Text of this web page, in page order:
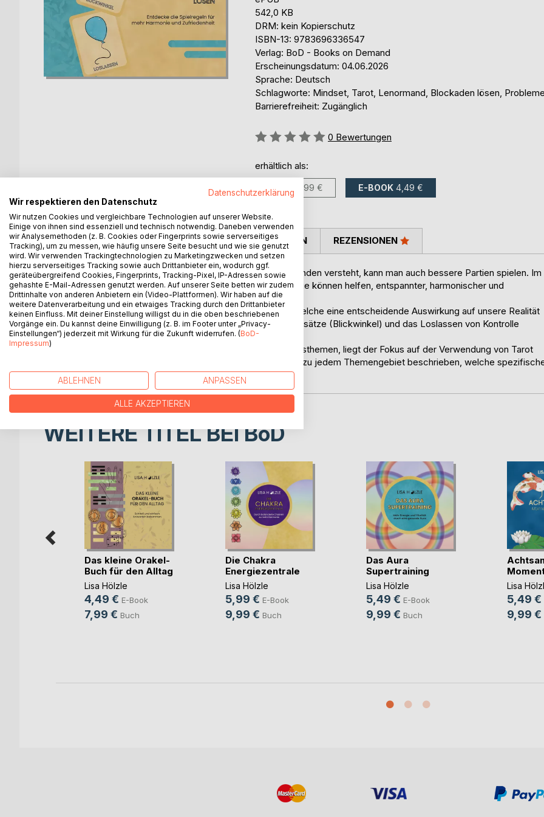
542,0 KB
DRM: kein Kopierschutz
ISBN-13: 9783696336547
Verlag: BoD - Books on Demand
Erscheinungsdatum: 04.06.2026
Sprache: Deutsch
Schlagworte: Mindset, Tarot, Lenormand, Blockaden lösen,
Barrierefreiheit: Zugänglich
Bewertung::
0 Bewertungen
erhältlich als:
BUCH 9,99 € E-BOOK 4,49 €
BESCHREIBUNG
Wenn man die Spielregeln eines Spiels kennt und anzuwenden versteht, kann man auch bessere Partien spielen. Im
Leben ist dies genauso. Bestimmte Regeln und Werkzeuge können helfen, entspannter, harmonischer und
zufriedener dieses Spiel zu meistern.
In diesem Buch werden drei Hauptfaktoren beleuchtet, welche eine entscheidende Auswirkung auf unsere Realität
haben: Unsere Aufmerksamkeit (Fokus), unsere Glaubenssätze (Blickwinkel) und das Loslassen von Kontrolle
(Loslassen).
Neben Erläuterung und Übungen zu jedem dieser Bereichsthemen, liegt der Fokus auf der Verwendung von Tarot
und Lenormand-Karten als Hilfsmittel. Es wird ausführlich zu jedem Themengebiet beschrieben, welche
Art der Blockade zutreffen kann und wie man diese löst.
AUTOR/IN PRESSESTIMMEN REZENSIONEN
WEITERE TITEL BEIBoD
Das kleine Orakel-
Buch für den Alltag
Lisa Hölzle
4,49 € E-Book
7,99 € Buch
Die Chakra
Energiezentrale
Lisa Hölzle
5,99 € E-Book
9,99 € Buch
Das Aura
Supertraining
Lisa Hölzle
5,49 € E-Book
9,99 € Buch
Lisa
5,49 €
9,99 €
Datenschutzerklärung
Wir respektieren den Datenschutz
Wir nutzen Cookies und vergleichbare Technologien auf unserer Website.
Einige von ihnen sind essenziell und technisch notwendig. Daneben verwenden
wir Analysemethoden (z. B. Cookies oder Fingerprints sowie serverseitiges
Tracking), um zu messen, wie häufig unsere Seite besucht und wie sie genutzt
wird. Wir verwenden Trackingtechnologien zu Marketingzwecken und setzen
hierzu serverseitiges Tracking sowie auch Drittanbieter ein, wodurch ggf.
geräteübergreifend Cookies, Fingerprints, Tracking-Pixel, IP-Adressen sowie
gehashte E-Mail-Adressen genutzt werden. Auf unserer Seite betten wir zudem
Drittinhalte von anderen Anbietern ein (Video-Plattformen). Wir haben auf die
weitere Datenverarbeitung und ein etwaiges Tracking durch den Drittanbieter
keinen Einfluss. Mit deiner Einstellung willigst du in die oben beschriebenen
Vorgänge ein. Du kannst deine Einwilligung (z. B. im Footer unter „Privacy-
Einstellungen“) jederzeit mit Wirkung für die Zukunft widerrufen. (BoD-
Impressum)
ABLEHNEN ANPASSEN
ALLE AKZEPTIEREN